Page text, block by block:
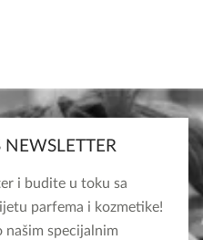
NEWSLETTER
i budite u toku sa
parfema i kozmetike!
našim specijalnim